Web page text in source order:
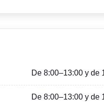
De 8:00–13:00 y de
De 8:00–13:00 y de